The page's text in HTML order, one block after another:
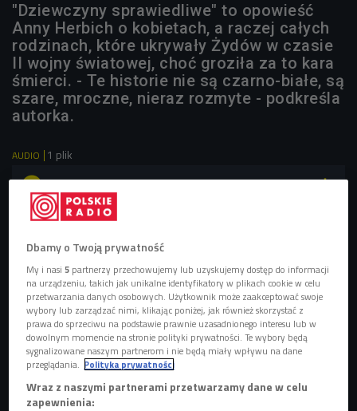
"Dziewczyny sprawiedliwe" to opowieść
Anny Herbich o kobietach, a raczej całych
rodzinach, które ukrywały Żydów w czasie
II wojny światowej, choć groziła za to kara
śmierci. - Te historie nie są czarno-białe, są
szare, mroczne, nieraz rozmyte - podkreśla
autorka.
AUDIO 1 plik
 
Anna Herbich opowiada o "Dziewczynach
Dbamy o Twoją prywatność
My i nasi5 partnerzy przechowujemy lub uzyskujemy dostęp do informacji
na urządzeniu, takich jak unikalne identyfikatory w plikach cookie w celu
przetwarzania danych osobowych. Użytkownik może zaakceptować swoje
wybory lub zarządzać nimi, klikając poniżej, jak również skorzystać z
prawa do sprzeciwu na podstawie prawnie uzasadnionego interesu lub w
dowolnym momencie na stronie polityki prywatności. Te wybory będą
sygnalizowane naszym partnerom i nie będą miały wpływu na dane
przeglądania. Polityka prywatności
Wraz z naszymi partnerami przetwarzamy dane w celu
zapewnienia: